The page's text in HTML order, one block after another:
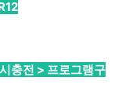
충전 > 프로그램구